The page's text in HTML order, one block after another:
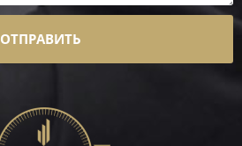
ОТПРАВИТЬ